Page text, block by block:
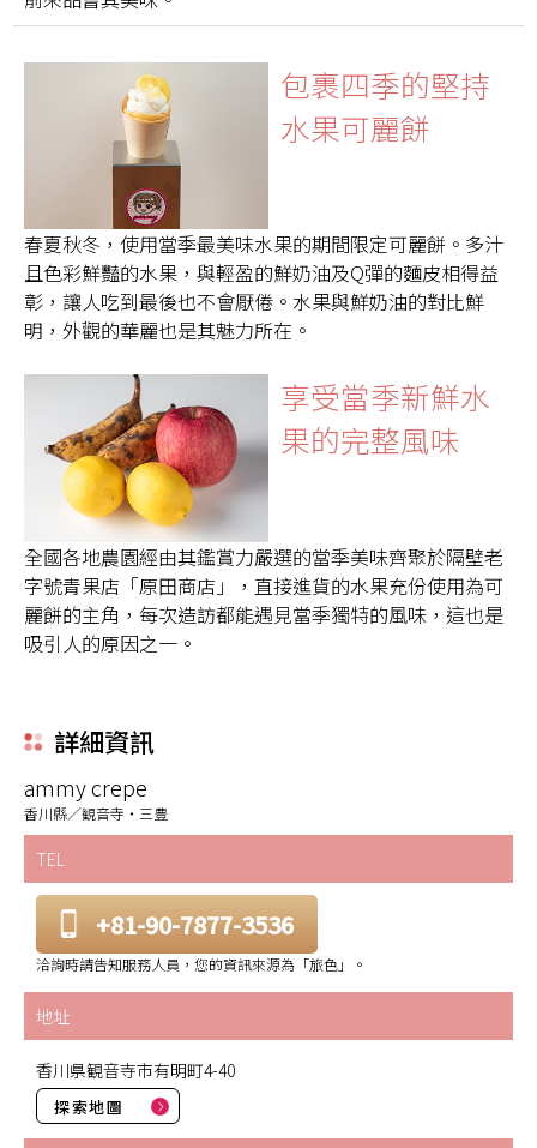
包裹四季的堅持
水果可麗餅
春夏秋冬，使用當季最美味水果的期間限定可麗餅。多汁
且色彩鮮豔的水果，與輕盈的鮮奶油及Q彈的麵皮相得益
彰，讓人吃到最後也不會厭倦。水果與鮮奶油的對比鮮
明，外觀的華麗也是其魅力所在。
享受當季新鮮水
果的完整風味
全國各地農園經由其鑑賞力嚴選的當季美味齊聚於隔壁老
字號青果店「原田商店」，直接進貨的水果充份使用為可
麗餅的主角，每次造訪都能遇見當季獨特的風味，這也是
吸引人的原因之一。
詳細資訊
ammy crepe
香川縣／観音寺・三豊
TEL
+81-90-7877-3536
洽詢時請告知服務人員，您的資訊來源為「旅色」。
地址
香川県観音寺市有明町4-40
探索地圖